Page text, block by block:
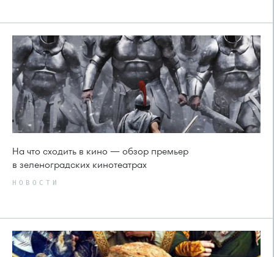
На что сходить в кино — обзор премьер
в зеленоградских кинотеатрах
НОВОСТИ